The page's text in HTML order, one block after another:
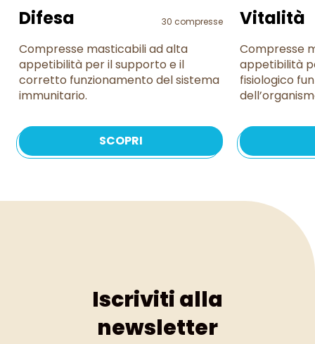
Difesa 30 compresse
Compresse masticabili ad alta
appetibilità per il supporto e il
corretto funzionamento del sistema
immunitario.
SCOPRI
Vitalità
Compresse
appetibilità
fisiologico
Iscriviti alla
newsletter